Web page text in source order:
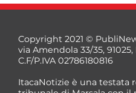
Copyright 2021 ©
via Amendola 33/35, 91025,
C.F/P.IVA 02786180816
ItacaNotizie è una testata